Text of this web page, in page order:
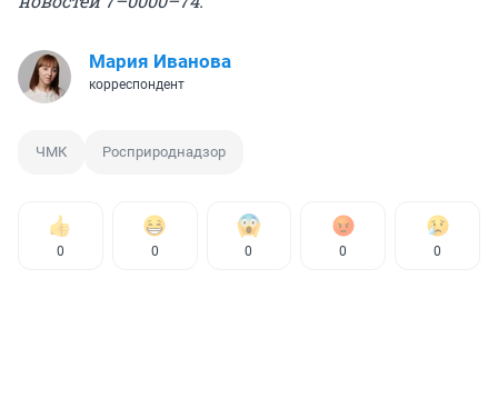
Мария Иванова
корреспондент
ЧМК Росприроднадзор
0 0 0 0 0